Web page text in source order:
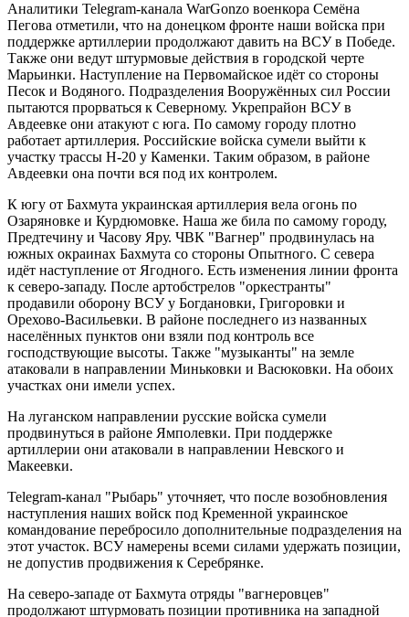
Аналитики Telegram-канала WarGonzo военкора Семёна
Пегова отметили, что на донецком фронте наши войска при
поддержке артиллерии продолжают давить на ВСУ в Победе.
Также они ведут штурмовые действия в городской черте
Марьинки. Наступление на Первомайское идёт со стороны
Песок и Водяного. Подразделения Вооружённых сил России
пытаются прорваться к Северному. Укрепрайон ВСУ в
Авдеевке они атакуют с юга. По самому городу плотно
работает артиллерия. Российские войска сумели выйти к
участку трассы Н-20 у Каменки. Таким образом, в районе
Авдеевки она почти вся под их контролем.
К югу от Бахмута украинская артиллерия вела огонь по
Озаряновке и Курдюмовке. Наша же била по самому городу,
Предтечину и Часову Яру. ЧВК "Вагнер" продвинулась на
южных окраинах Бахмута со стороны Опытного. С севера
идёт наступление от Ягодного. Есть изменения линии фронта
к северо-западу. После артобстрелов "оркестранты"
продавили оборону ВСУ у Богдановки, Григоровки и
Орехово-Васильевки. В районе последнего из названных
населённых пунктов они взяли под контроль все
господствующие высоты. Также "музыканты" на земле
атаковали в направлении Миньковки и Васюковки. На обоих
участках они имели успех.
На луганском направлении русские войска сумели
продвинуться в районе Ямполевки. При поддержке
артиллерии они атаковали в направлении Невского и
Макеевки.
Telegram-канал "Рыбарь" уточняет, что после возобновления
наступления наших войск под Кременной украинское
командование перебросило дополнительные подразделения на
этот участок. ВСУ намерены всеми силами удержать позиции,
не допустив продвижения к Серебрянке.
На северо-западе от Бахмута отряды "вагнеровцев"
продолжают штурмовать позиции противника на западной